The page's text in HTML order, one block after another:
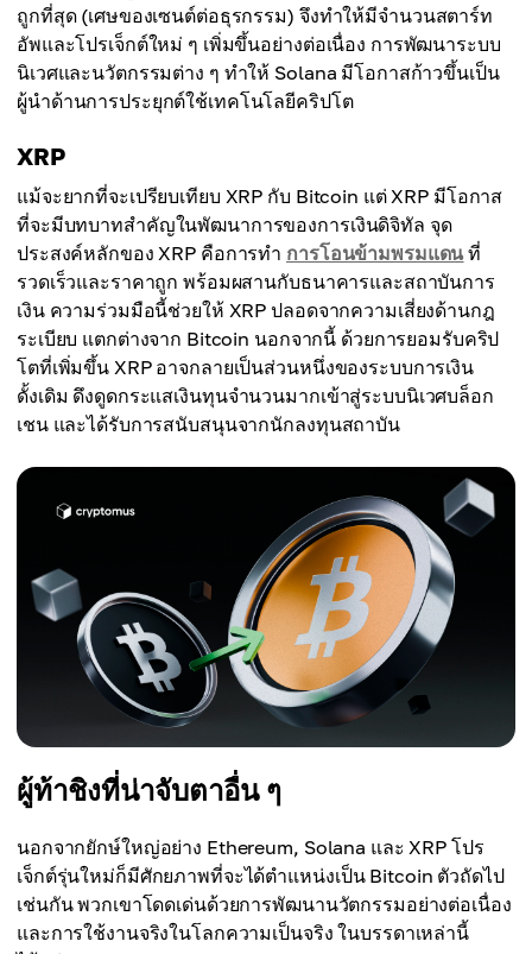
ถูกที่สุด (เศษของเซนต์ต่อธุรกรรม) จึงทำให้มีจำนวนสตาร์ท
อัพและโปรเจ็กต์ใหม่ ๆ เพิ่มขึ้นอย่างต่อเนื่อง การพัฒนาระบบ
นิเวศและนวัตกรรมต่าง ๆ ทำให้ Solana มีโอกาสก้าวขึ้นเป็น
ผู้นำด้านการประยุกต์ใช้เทคโนโลยีคริปโต
XRP
แม้จะยากที่จะเปรียบเทียบ XRP กับ Bitcoin แต่ XRP มีโอกาส
ที่จะมีบทบาทสำคัญในพัฒนาการของการเงินดิจิทัล จุด
ประสงค์หลักของ XRP คือการทำ การโอนข้ามพรมแดนที่
รวดเร็วและราคาถูก พร้อมผสานกับธนาคารและสถาบันการ
เงิน ความร่วมมือนี้ช่วยให้ XRP ปลอดจากความเสี่ยงด้านกฎ
ระเบียบ แตกต่างจาก Bitcoin นอกจากนี้ ด้วยการยอมรับคริป
โตที่เพิ่มขึ้น XRP อาจกลายเป็นส่วนหนึ่งของระบบการเงิน
ดั้งเดิม ดึงดูดกระแสเงินทุนจำนวนมากเข้าสู่ระบบนิเวศบล็อก
เชน และได้รับการสนับสนุนจากนักลงทุนสถาบัน
ผู้ท้าชิงที่น่าจับตาอื่น ๆ
นอกจากยักษ์ใหญ่อย่าง Ethereum, Solana และ XRP โปร
เจ็กต์รุ่นใหม่ก็มีศักยภาพที่จะได้ตำแหน่งเป็น Bitcoin ตัวถัดไป
เช่นกัน พวกเขาโดดเด่นด้วยการพัฒนานวัตกรรมอย่างต่อเนื่อง
และการใช้งานจริงในโลกความเป็นจริง ในบรรดาเหล่านี้